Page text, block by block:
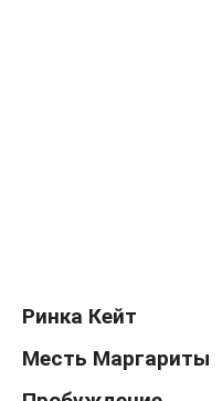
Ринка Кейт
Месть Маргариты